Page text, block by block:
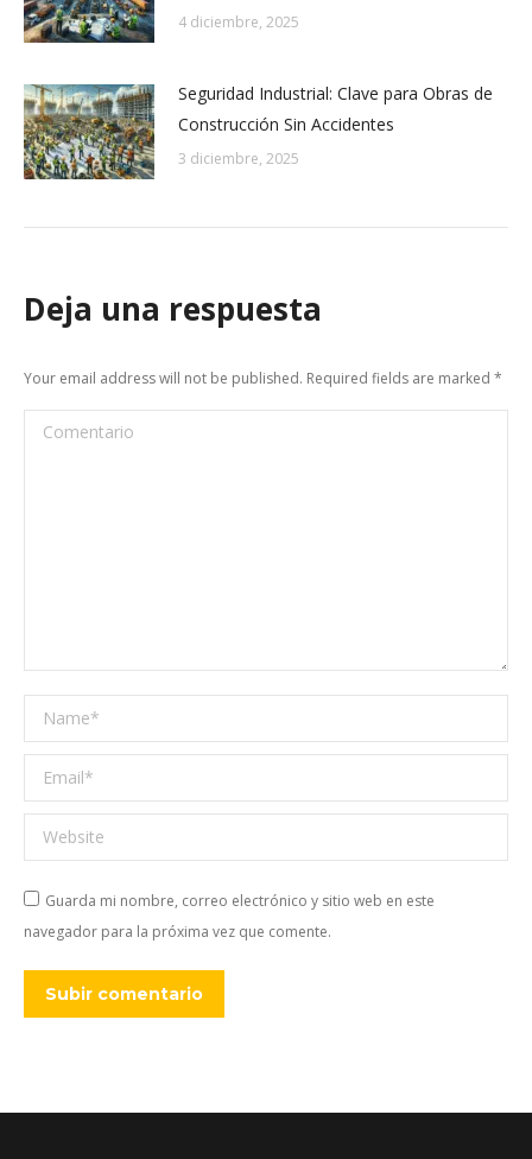
4 diciembre, 2025
Seguridad Industrial: Clave para Obras de
Construcción Sin Accidentes
3 diciembre, 2025
Deja una respuesta
Your email address will not be published. Required fields are marked *
Comentario
Name *
Email *
Website
Guarda mi nombre, correo electrónico y sitio web en este
navegador para la próxima vez que comente.
Subir comentario